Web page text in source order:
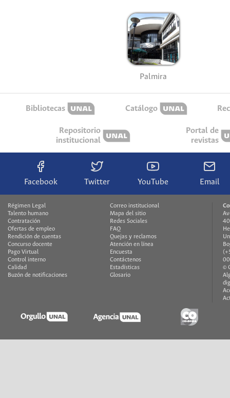
Palmira
Bibliotecas Catálogo
Repositorio
institucional
Portal de
revistas
Facebook Twitter YouTube Email
Régimen Legal
Talento humano
Contratación
Ofertas de empleo
Rendición de cuentas
Concurso docente
Pago Virtual
Control interno
Calidad
Buzón de notificaciones
Correo institucional
Mapa del sitio
Redes Sociales
FAQ
Quejas y reclamos
Atención en línea
Encuesta
Contáctenos
Estadísticas
Glosario
©